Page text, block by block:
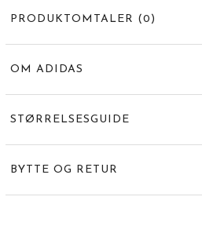
PRODUKTOMTALER (0 )
OM ADIDAS
STØRRELSESGUIDE
BYTTE OG RETUR